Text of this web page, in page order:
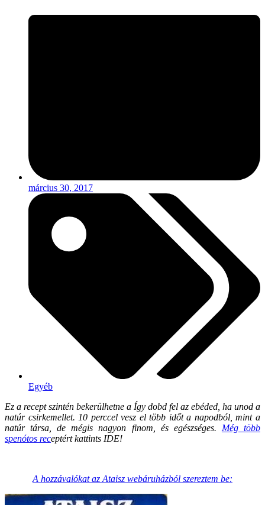
március 30, 2017
Egyéb
Ez a recept szintén bekerülhetne a Így dobd fel az ebéded, ha unod a
natúr csirkemellet. 10 perccel vesz el több időt a napodból, mint a
natúr társa, de mégis nagyon finom, és egészséges. Még több
spenótos receptért kattints IDE!
A hozzávalókat az Ataisz webáruházból szereztem be: